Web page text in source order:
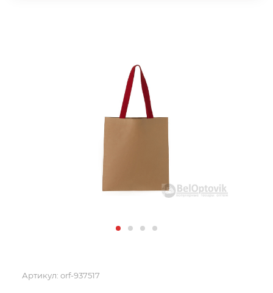
Артикул: orf-937517